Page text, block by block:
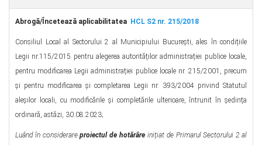
Abrogă/Încetează aplicabilitatea HCL S2 nr. 215/2018
Consiliul Local al Sectorului 2 al Municipiului București, ales în condițiile
Legii nr.115/2015 pentru alegerea autorităților administrației publice locale,
pentru modificarea Legii administrației publice locale nr. 215/2001, precum
și pentru modificarea şi completarea Legii nr. 393/2004 privind Statutul
aleșilor locali, cu modificările și completările ulterioare, întrunit în ședința
ordinară, astăzi, 30.08.2023;
Luând în considerareproiectul de hotărâre inițiat de Primarul Sectorului 2 al